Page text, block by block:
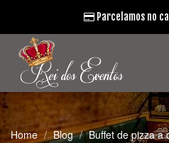
Parcelamos no
Home Blog Buffet de pizza a